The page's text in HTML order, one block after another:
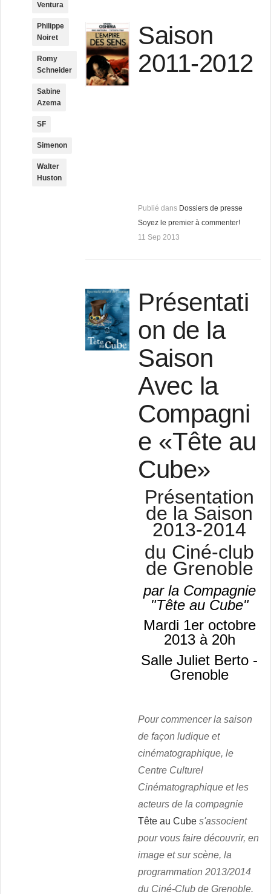
Saison
2011-2012
Publié dans Dossiers de presse
Soyez le premier à commenter!
11 Sep 2013
Présentati
on de la
Saison
Avec la
Compagni
e «Tête au
Cube»
Présentation
de la Saison
2013-2014
du Ciné-club
de Grenoble
par la Compagnie
"Tête au Cube"
Mardi 1er octobre
2013 à 20h
Salle Juliet Berto -
Grenoble
Pour commencer la saison
de façon ludique et
cinématographique, le
Centre Culturel
Cinématographique et les
acteurs de la compagnie
Tête au Cube s'associent
pour vous faire découvrir, en
image et sur scène, la
programmation 2013/2014
du Ciné-Club de Grenoble.
Ventura
Philippe
Noiret
Romy
Schneider
Sabine
Azema
SF
Simenon
Walter
Huston